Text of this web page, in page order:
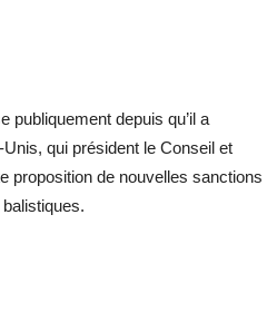
publiquement depuis qu’il a
qui président le Conseil et
proposition de nouvelles sanctions